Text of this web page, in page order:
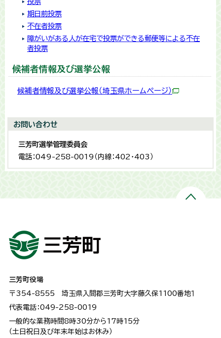
期日前投票
不在者投票
障がいがある人が在宅で投票ができる郵便等による不在
者投票
候補者情報及び選挙公報
候補者情報及び選挙公報（埼玉県ホームページ）
お問い合わせ
三芳町選挙管理委員会
電話：049-258-0019（内線：402・403）
三芳町役場
〒354-8555 埼玉県入間郡三芳町大字藤久保1100番地１
代表電話：049-258-0019
一般的な業務時間8時30分から17時15分
（土日祝日及び年末年始はお休み）